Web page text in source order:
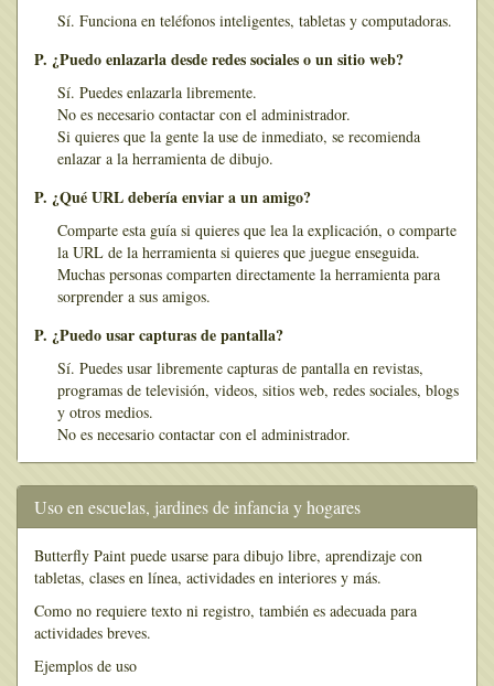
Sí. Funciona en teléfonos inteligentes, tabletas y computadoras.
P. ¿Puedo enlazarla desde redes sociales o un sitio web?
Sí. Puedes enlazarla libremente.
No es necesario contactar con el administrador.
Si quieres que la gente la use de inmediato, se recomienda
enlazar a la herramienta de dibujo.
P. ¿Qué URL debería enviar a un amigo?
Comparte esta guía si quieres que lea la explicación, o comparte
la URL de la herramienta si quieres que juegue enseguida.
Muchas personas comparten directamente la herramienta para
sorprender a sus amigos.
P. ¿Puedo usar capturas de pantalla?
Sí. Puedes usar libremente capturas de pantalla en revistas,
programas de televisión, videos, sitios web, redes sociales, blogs
y otros medios.
No es necesario contactar con el administrador.
Uso en escuelas, jardines de infancia y hogares
Butterfly Paint puede usarse para dibujo libre, aprendizaje con
tabletas, clases en línea, actividades en interiores y más.
Como no requiere texto ni registro, también es adecuada para
actividades breves.
Ejemplos de uso